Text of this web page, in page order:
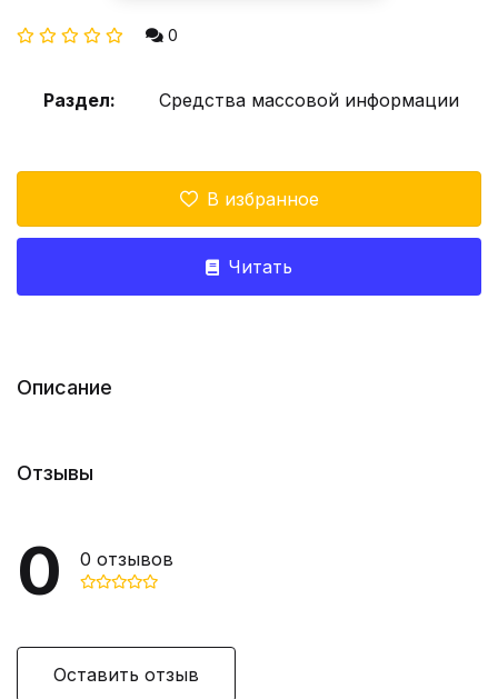
0
Раздел: Средства массовой информации
В избранное
Читать
Описание
Отзывы
0 0 отзывов
Оставить отзыв